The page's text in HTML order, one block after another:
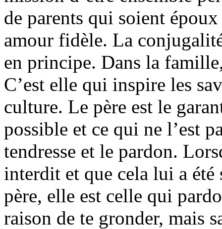
de parents qui soient époux
amour fidèle. La
en principe. Dans la
C’est elle qui inspire les
culture. Le père est le
possible et ce qui ne l’est
tendresse et le pardon.
interdit et que cela lui a
père, elle est celle qui
raison de te gronder, mais